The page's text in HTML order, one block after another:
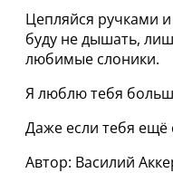
Цепляйся ручками
буду не дышать,
любимые слоники.
Я люблю тебя
Даже если тебя ещё
Автор: Василий